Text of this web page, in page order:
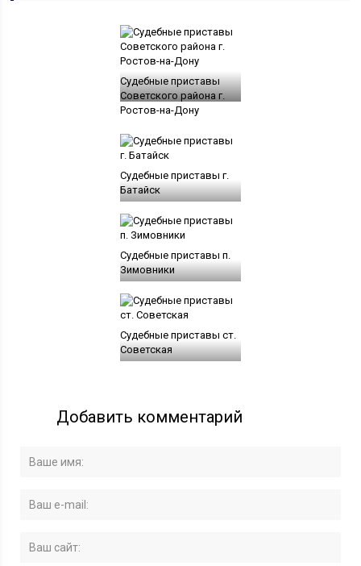
Судебные приставы
Советского района г.
Ростов-на-Дону
Судебные приставы г.
Батайск
Судебные приставы п.
Зимовники
Судебные приставы ст.
Советская
Добавить комментарий